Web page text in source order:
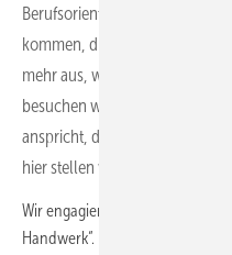
Berufsorientierungsmesse
kommen, die zur Uni wollen.
mehr aus, weil sich das für uns
besuchen wir die Messe, die in
anspricht, den „Markt der
hier stellen wir auch gerne und
Wir engagieren uns auch in
Handwerk“. Dort werden